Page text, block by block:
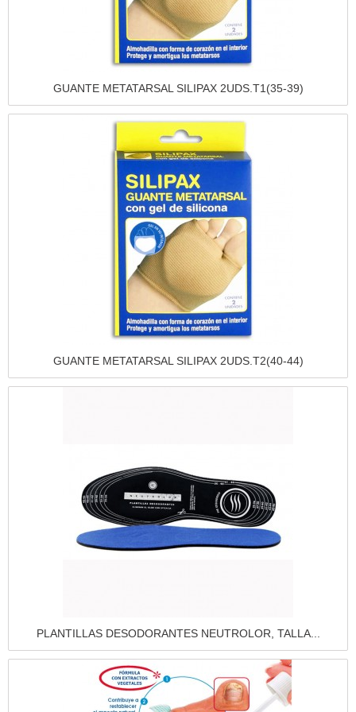
Vista rápida
GUANTE METATARSAL SILIPAX 2UDS.T1(35-39)
Vista rápida
GUANTE METATARSAL SILIPAX 2UDS.T2(40-44)
Vista rápida
PLANTILLAS DESODORANTES NEUTROLOR, TALLA...